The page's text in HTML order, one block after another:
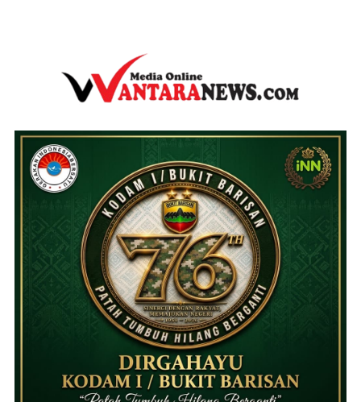
wantaranews.com